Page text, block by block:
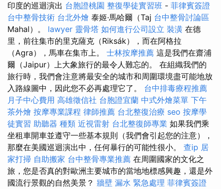
印度的巡迴演出 台胞證桃園 整復學徒實習班 - 菲律賓簽證
台中整骨技術 台北外燴 泰姬·馬哈爾（Taj 台中整骨討論區
Mahal）。 lawyer 靈骨塔 如何進行公司設立 裝潢 在德
里，前往集市的里克薩克（Riksák），而在阿格拉
（Agra），馬車在集市上。 士林按摩推薦 這是我們在齋浦
爾（Jaipur）上大象旅行的最令人難忘的。 在組織我們的
旅行時，我們會注意將最安全的城市和周圍環境盡可能地放
入路線圖中，因此您不必再處理它了。 台中排毒療程推薦
月子中心費用 高雄徵信社 台胞證宜蘭 中式外燴菜單 下午
茶外燴 按摩專業課程 律師推薦 台北整復治療 seo 按摩學
徒實習 助聽器 種類 近視雷射 台北整復師專業 如果我們乘
坐租車開車並遵守一些基本規則（我們會引起您的注意），
那麼在美國巡迴演出中，任何暴行的可能性很小。 查ip 居
家打掃 自助搬家 台中整骨專業推薦 在周圍國家的文化之
旅，您是否真的對歐洲主要城市的當地地標感興趣，還是外
國流行景觀的自然美景？ 牆壁 漏水 緊急處理 菲律賓簽證